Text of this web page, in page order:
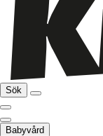
Sök
Babyvård